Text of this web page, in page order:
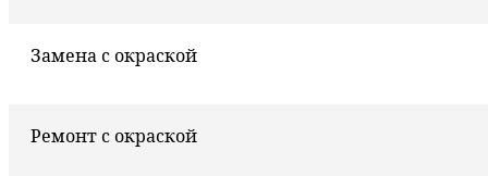
Замена с окраской
Ремонт с окраской